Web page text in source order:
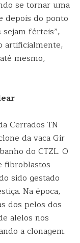
se tornar uma
depois do ponto
férteis”,
artificialmente,
mesmo,
Cerrados TN
da vaca Gir
do CTZL. O
fibroblastos
sido gestado
Na época,
dos pelos dos
alelos nos
a clonagem.